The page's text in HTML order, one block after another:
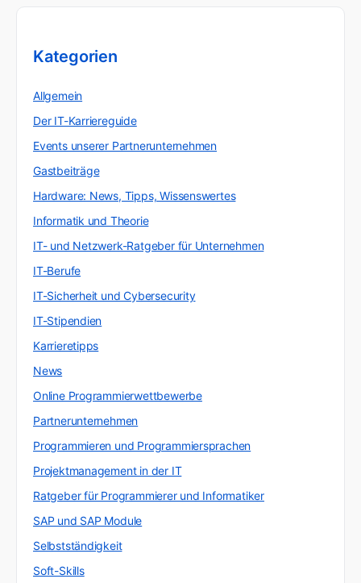
Kategorien
Allgemein
Der IT-Karriereguide
Events unserer Partnerunternehmen
Gastbeiträge
Hardware: News, Tipps, Wissenswertes
Informatik und Theorie
IT- und Netzwerk-Ratgeber für Unternehmen
IT-Berufe
IT-Sicherheit und Cybersecurity
IT-Stipendien
Karrieretipps
News
Online Programmierwettbewerbe
Partnerunternehmen
Programmieren und Programmiersprachen
Projektmanagement in der IT
Ratgeber für Programmierer und Informatiker
SAP und SAP Module
Selbstständigkeit
Soft-Skills